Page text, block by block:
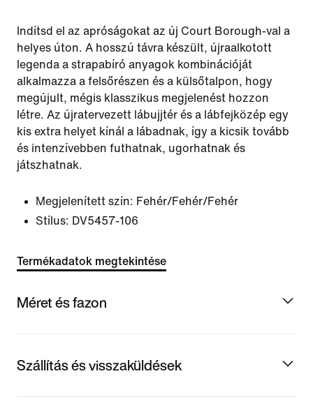
Indítsd el az apróságokat az új Court Borough-val a
helyes úton. A hosszú távra készült, újraalkotott
legenda a strapabíró anyagok kombinációját
alkalmazza a felsőrészen és a külsőtalpon, hogy
megújult, mégis klasszikus megjelenést hozzon
létre. Az újratervezett lábujjtér és a lábfejközép egy
kis extra helyet kínál a lábadnak, így a kicsik tovább
és intenzívebben futhatnak, ugorhatnak és
játszhatnak.
Megjelenített szín: Fehér/Fehér/Fehér
Stílus: DV5457-106
Termékadatok megtekintése
Méret és fazon
Szállítás és visszaküldések